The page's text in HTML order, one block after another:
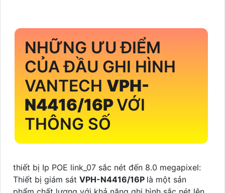
NHỮNG ƯU ĐIỂM
CỦA ĐẦU GHI HÌNH
VANTECH VPH-
N4416/16PVỚI
THÔNG SỐ
thiết bị Ip POE link_07 sắc nét đến 8.0 megapixel:
Thiết bị giám sát VPH-N4416/16P là một sản